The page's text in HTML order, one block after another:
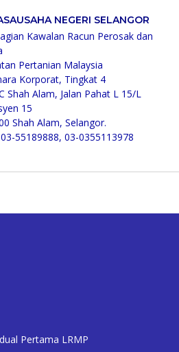
NEGERI SELANGOR
Kawalan Racun Perosak dan
Pertanian Malaysia
Korporat, Tingkat 4
Shah Alam, Jalan Pahat L 15/L
15
Shah Alam, Selangor.
55189888, 03-0355113978
Pertama LRMP